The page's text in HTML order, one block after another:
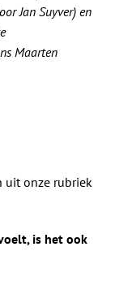
Jan Suyver) en
Maarten
uit onze rubriek
is het ook